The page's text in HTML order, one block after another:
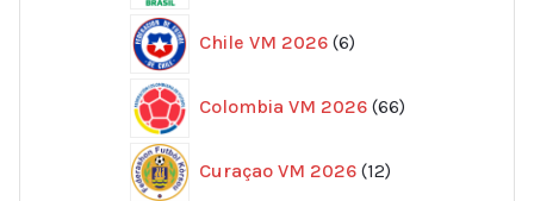
Chile VM 2026 6
produkter
Colombia VM 2026 66
produkter
Curaçao VM 2026 12
produkter